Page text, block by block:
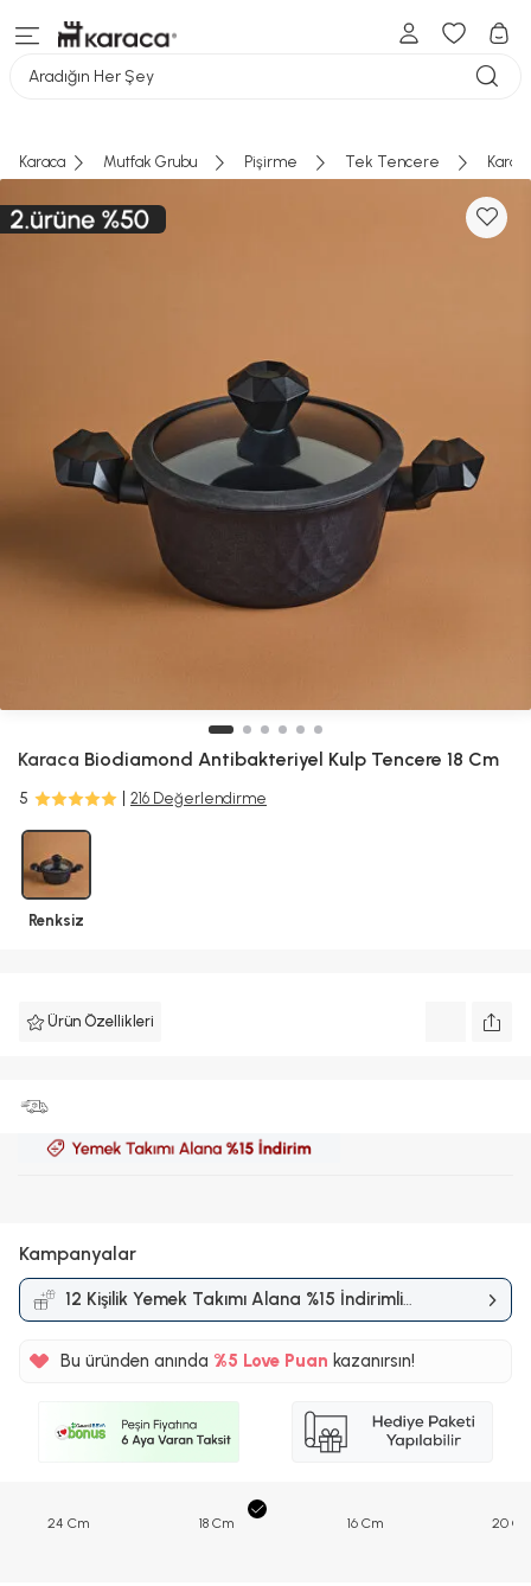
Aradığın Her Şey
Karaca Mutfak Grubu Pişirme Tek Tencere
Karaca Biodiamond Antibakteriyel Kulp Tencere 18 Cm
5 216 Değerlendirme
Renksiz
Ürün Özellikleri
Kampanyalar
12 Kişilik Yemek Takımı Alana %15 İndirimli
Kampanyası
Bu üründen anında %5
%5
Love Puan kazanırsın!
24 Cm 18 Cm 16 Cm 20